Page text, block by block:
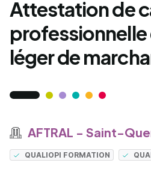
Attestation de
léger de
AFTRAL - Saint-
QUALIOPI FORMATION